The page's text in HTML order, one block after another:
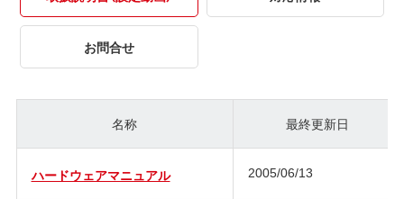
お問合せ
名称 最終更新日
ハードウェアマニュアル 2005/06/13